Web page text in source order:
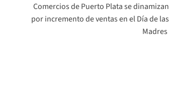
Comercios de Puerto Plata se dinamizan
por incremento de ventas en el Día de las
Madres